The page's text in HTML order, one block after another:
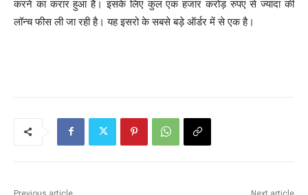
करने का करार हुआ है। इसके लिए कुल एक हजार करोड़ रुपए से ज्यादा की
लॉन्च फीस ली जा रही है। यह इसरो के सबसे बड़े ऑर्डर में से एक है।